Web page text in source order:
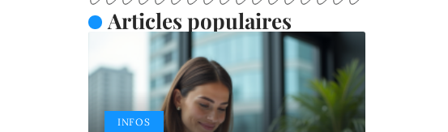
Articles populaires
INFOS